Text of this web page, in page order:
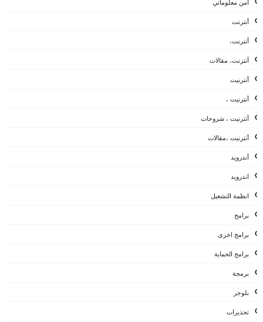
امن معلوماتي
أنترنت
أنترنت،
أنترنت، مقالات
أنترنيت
أنترنيت ،
أنترنيت ، شروحات
أنترنيت ،مقالات
أندرويد
اندرويد
انظمة التشغيل
برامج
برامج اخرى
برامج الحماية
برمجة
بلوجر
تحذيرات